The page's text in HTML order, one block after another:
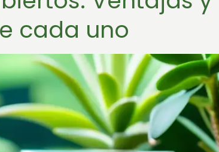
cada uno